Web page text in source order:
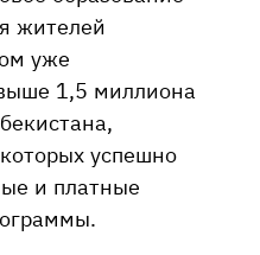
жителей
уже
1,5 миллиона
успешно
и платные